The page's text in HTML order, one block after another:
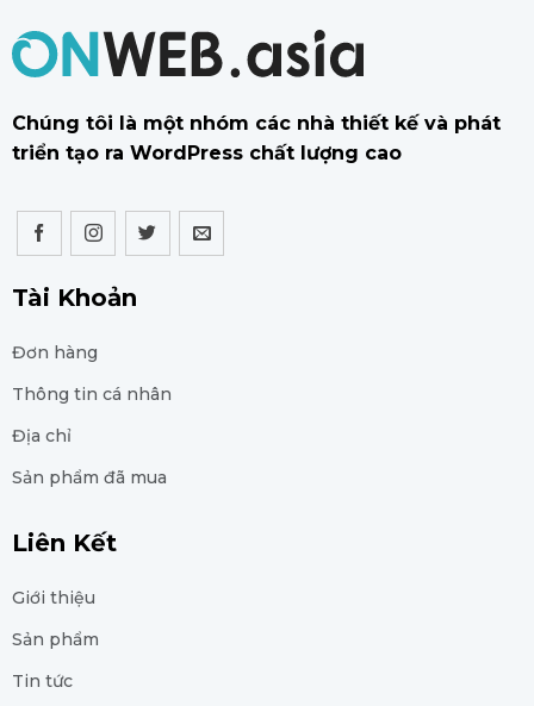
Chúng tôi là một nhóm các nhà thiết kế và phát
triển tạo ra WordPress chất lượng cao
Tài Khoản
Đơn hàng
Thông tin cá nhân
Địa chỉ
Sản phẩm đã mua
Liên Kết
Giới thiệu
Sản phẩm
Tin tức